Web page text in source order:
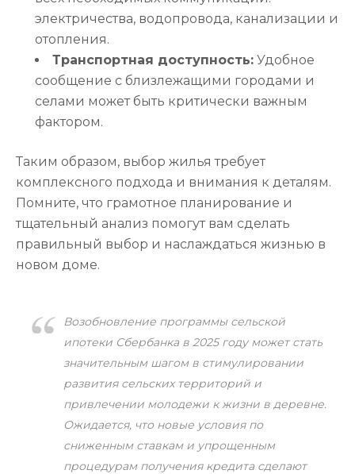
электричества, водопровода, канализации и
отопления.
Транспортная доступность: Удобное
сообщение с близлежащими городами и
селами может быть критически важным
фактором.
Таким образом, выбор жилья требует
комплексного подхода и внимания к деталям.
Помните, что грамотное планирование и
тщательный анализ помогут вам сделать
правильный выбор и наслаждаться жизнью в
новом доме.
Возобновление программы сельской
ипотеки Сбербанка в 2025 году может стать
значительным шагом в стимулировании
развития сельских территорий и
привлечении молодежи к жизни в деревне.
Ожидается, что новые условия по
сниженным ставкам и упрощенным
процедурам получения кредита сделают